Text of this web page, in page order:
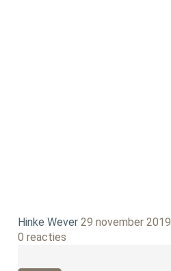
Hinke Wever 29 november 2019
0 reacties